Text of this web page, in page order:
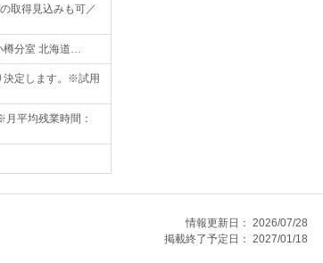
取得見込みも可／
樽分室 北海道…
決定します。※試用
平均残業時間：
情報更新日： 2026/07/28
掲載終了予定日： 2027/01/18